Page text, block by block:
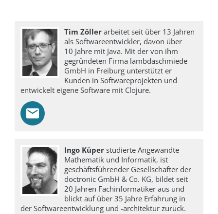
Tim Zöllerarbeitet seit über 13 Jahren
als Softwareentwickler, davon über
10 Jahre mit Java. Mit der von ihm
gegründeten Firma lambdaschmiede
GmbH in Freiburg unterstützt er
Kunden in Softwareprojekten und
entwickelt eigene Software mit Clojure.
Ingo Küperstudierte Angewandte
Mathematik und Informatik, ist
geschäftsführender Gesellschafter der
doctronic GmbH & Co. KG, bildet seit
20 Jahren Fachinformatiker aus und
blickt auf über 35 Jahre Erfahrung in
der Softwareentwicklung und -architektur zurück.